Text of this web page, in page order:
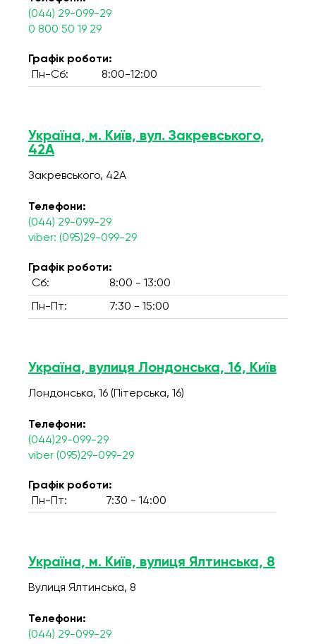
(044) 29-099-29
0 800 50 19 29
Графік роботи:
Пн-Сб:
8:00-12:00
Україна, м. Київ, вул. Закревського,
42А
Закревського, 42А
Телефони:
(044) 29-099-29
viber: (095)29-099-29
Графік роботи:
Сб:
8:00 - 13:00
Пн-Пт: 7:30 - 15:00
Україна, вулиця Лондонська, 16, Київ
Лондонська, 16 (Пітерська, 16)
Телефони:
(044)29-099-29
viber (095)29-099-29
Графік роботи:
Пн-Пт:
7:30 - 14:00
Україна, м. Київ, вулиця Ялтинська, 8
Вулиця Ялтинська, 8
Телефони:
(044) 29-099-29